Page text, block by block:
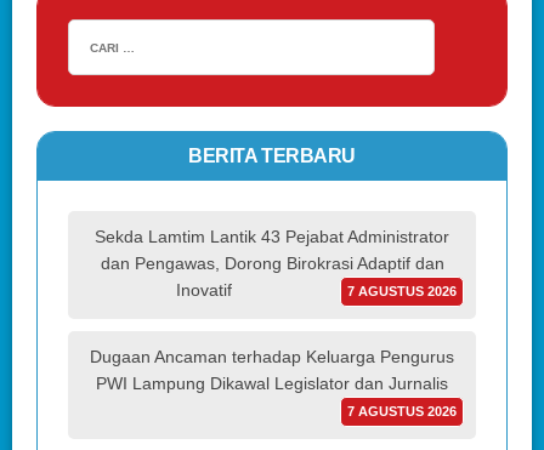
BERITA TERBARU
Sekda Lamtim Lantik 43 Pejabat Administrator
dan Pengawas, Dorong Birokrasi Adaptif dan
Inovatif
7 AGUSTUS 2026
Dugaan Ancaman terhadap Keluarga Pengurus
PWI Lampung Dikawal Legislator dan Jurnalis
7 AGUSTUS 2026